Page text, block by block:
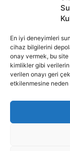
En iyi deneyimleri
cihaz bilgilerini
onay vermek, bu site
kimlikler gibi
verilen onayı geri
etkilenmesine neden
İnternet
içeriğin hakları
basılı ya da